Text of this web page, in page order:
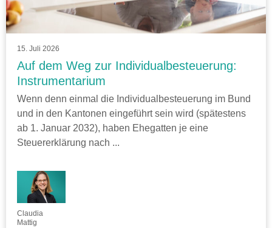
15. Juli 2026
Auf dem Weg zur Individualbesteuerung:
Instrumentarium
Wenn denn einmal die Individualbesteuerung im Bund
und in den Kantonen eingeführt sein wird (spätestens
ab 1. Januar 2032), haben Ehegatten je eine
Steuererklärung nach ...
Claudia
Mattig